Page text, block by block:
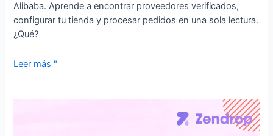
Alibaba. Aprende a encontrar proveedores verificados,
configurar tu tienda y procesar pedidos en una sola lectura.
¿Qué?
Leer más "